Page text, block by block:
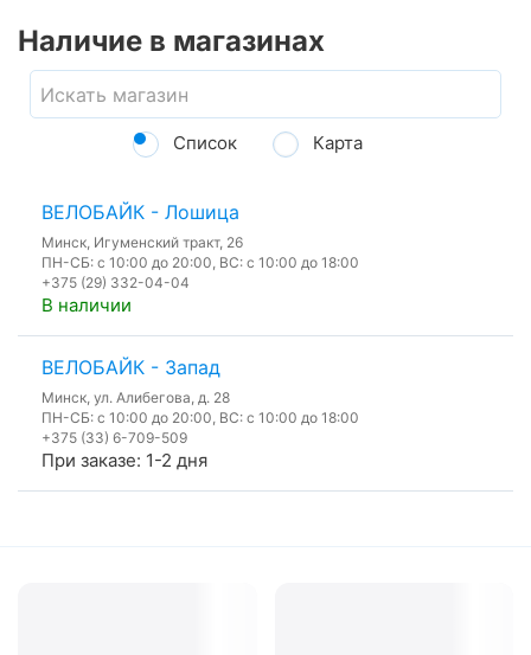
Наличие в магазинах
Список Карта
ВЕЛОБАЙК - Лошица
Минск, Игуменский тракт, 26
ПН-СБ: с 10:00 до 20:00, ВС: с 10:00 до 18:00
+375 (29) 332-04-04
В наличии
ВЕЛОБАЙК - Запад
Минск, ул. Алибегова, д. 28
ПН-СБ: с 10:00 до 20:00, ВС: с 10:00 до 18:00
+375 (33) 6-709-509
При заказе: 1-2 дня